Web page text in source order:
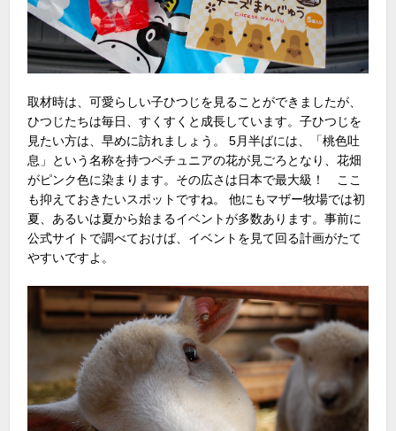
取材時は、可愛らしい子ひつじを見ることができましたが、
ひつじたちは毎日、すくすくと成長しています。子ひつじを
見たい方は、早めに訪れましょう。 5月半ばには、「桃色吐
息」という名称を持つペチュニアの花が見ごろとなり、花畑
がピンク色に染まります。その広さは日本で最大級！ ここ
も抑えておきたいスポットですね。 他にもマザー牧場では初
夏、あるいは夏から始まるイベントが多数あります。事前に
公式サイトで調べておけば、イベントを見て回る計画がたて
やすいですよ。